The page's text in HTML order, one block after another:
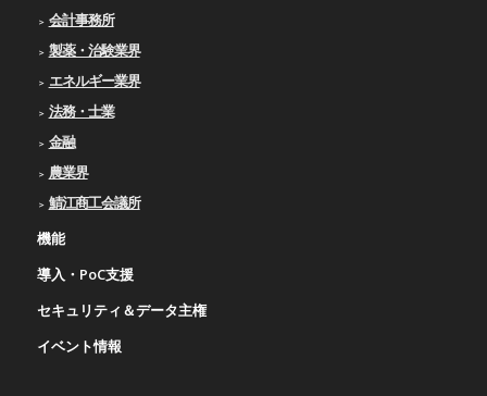
会計事務所
製薬・治験業界
エネルギー業界
法務・士業
金融
農業界
鯖江商工会議所
機能
導入・PoC支援
セキュリティ＆データ主権
イベント情報